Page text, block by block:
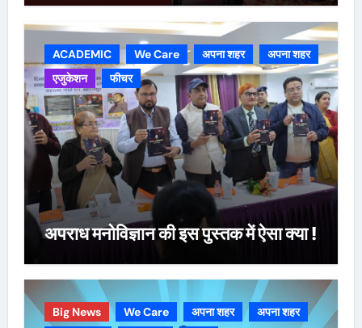
ACADEMIC We Care अपना शहर
अपना शहर
एजुकेशन
फीचर
अपराध मनोविज्ञान की इस पुस्तक में ऐसा क्या !
Big News We Care अपना शहर
अपना शहर